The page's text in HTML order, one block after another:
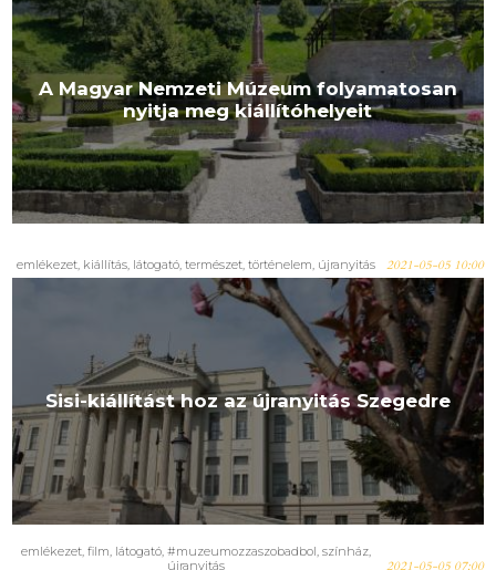
A Magyar Nemzeti Múzeum folyamatosan
nyitja meg kiállítóhelyeit
emlékezet, kiállítás, látogató, természet, történelem, újranyitás 2021-05-05 10:00
Sisi-kiállítást hoz az újranyitás Szegedre
emlékezet, film, látogató, #muzeumozzaszobadbol, színház,
újranyitás
2021-05-05 07:00